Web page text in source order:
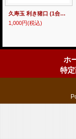
久寿玉 利き猪口 (1合お猪口)
1,000円(税込)
ホ
特